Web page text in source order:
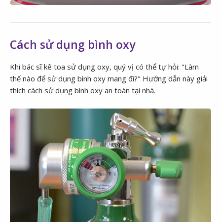
Cách sử dụng bình oxy
Khi bác sĩ kê toa sử dụng oxy, quý vị có thể tự hỏi: "Làm
thế nào để sử dụng bình oxy mang đi?" Hướng dẫn này giải
thích cách sử dụng bình oxy an toàn tại nhà.